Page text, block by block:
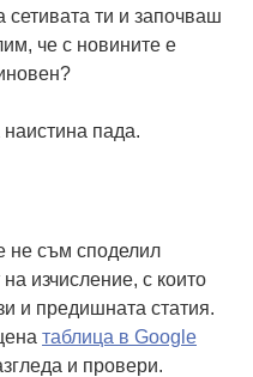
ти и започваш
че с новините е
пада.
не съм споделил
изчисление, с които
и предишната статия.
таблица в Google
и провери.